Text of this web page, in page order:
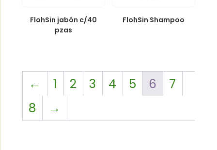
FlohSin jabón c/40
pzas
FlohSin Shampoo
← 1 2 3 4 5 6
7
8
→